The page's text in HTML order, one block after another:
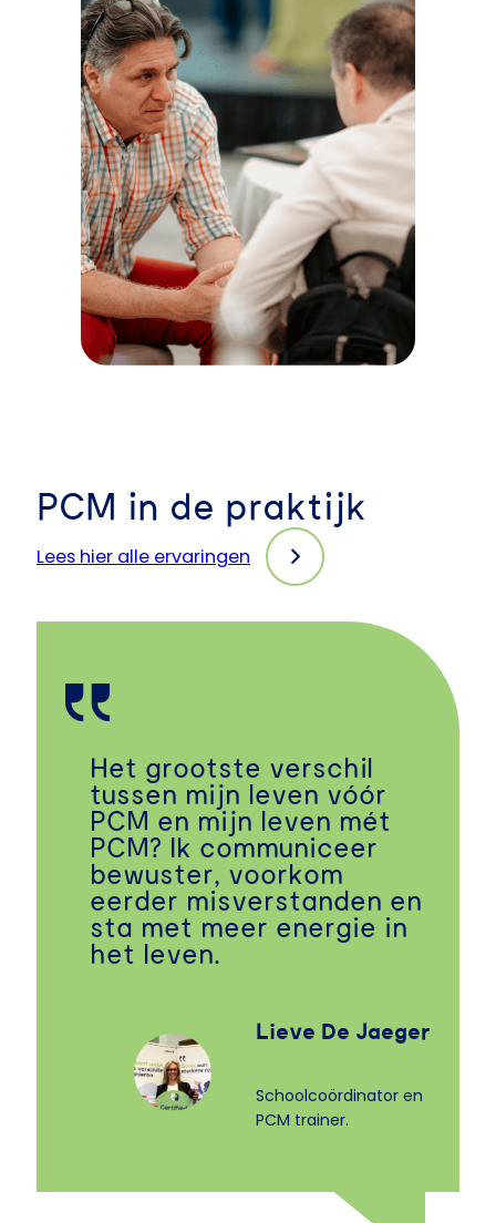
PCM in de praktijk
Lees hier alle ervaringen
Het grootste verschil
tussen mijn leven vóór
PCM en mijn leven mét
PCM? Ik communiceer
bewuster, voorkom
eerder misverstanden en
sta met meer energie in
het leven.
Lieve De Jaeger
Schoolcoördinator en
PCM trainer.